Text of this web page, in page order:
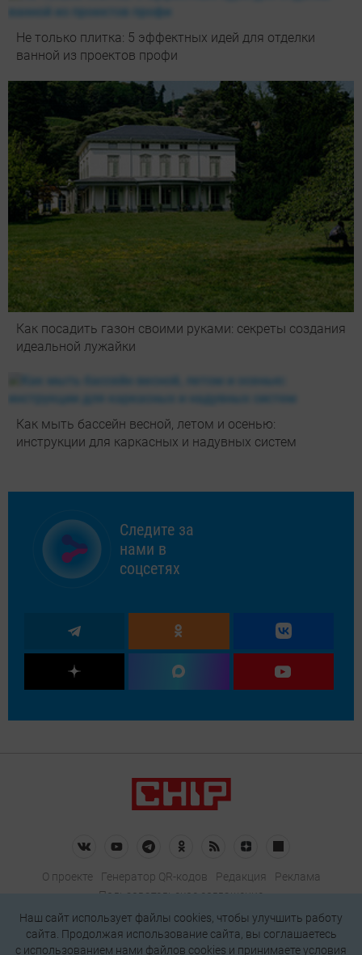
Не только плитка: 5 эффектных идей для отделки
ванной из проектов профи
Как посадить газон своими руками: секреты создания
идеальной лужайки
Как мыть бассейн весной, летом и осенью:
инструкции для каркасных и надувных систем
Следите за
нами в
соцсетях
О проекте Генератор QR-кодов Редакция
Реклама
Пользовательское соглашение
Политика конфиденциальности
Подписаться на рассылку
Наш сайт использует файлы cookies, чтобы улучшить работу
сайта. Продолжая использование сайта, вы соглашаетесь
c использованием нами файлов cookies и принимаете условия